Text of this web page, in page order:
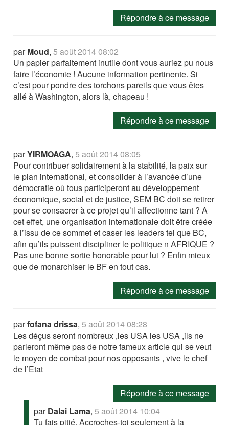
Répondre à ce message
parMoud,5 août 2014 08:02
Un papier parfaitement inutile dont vous auriez pu nous
faire l’économie ! Aucune information pertinente. Si
c’est pour pondre des torchons pareils que vous êtes
allé à Washington, alors là, chapeau !
Répondre à ce message
parYIRMOAGA,5 août 2014 08:05
Pour contribuer solidairement à la stabilité, la paix sur
le plan international, et consolider à l’avancée d’une
démocratie où tous participeront au développement
économique, social et de justice, SEM BC doit se retirer
pour se consacrer à ce projet qu’il affectionne tant ? A
cet effet, une organisation internationale doit être créée
à l’issu de ce sommet et caser les leaders tel que BC,
afin qu’ils puissent discipliner le politique n AFRIQUE ?
Pas une bonne sortie honorable pour lui ? Enfin mieux
que de monarchiser le BF en tout cas.
Répondre à ce message
parfofana drissa,5 août 2014 08:28
Les déçus seront nombreux ,les USA les USA ,ils ne
parleront même pas de notre fameux article qui se veut
le moyen de combat pour nos opposants , vive le chef
de l’Etat
Répondre à ce message
parDalai Lama,5 août 2014 10:04
Tu fais pitié. Accroches-toi seulement à la